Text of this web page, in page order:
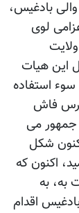
بادغيس،
لوی
اين هيات
استفاده
فاش
جمهور می
شکل
اکنون که
به، به
اقدام